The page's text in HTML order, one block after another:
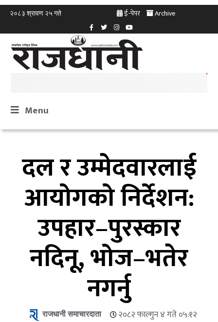
२०८३ श्रावण २५ गते ई-पेपर Archive
Menu
दल र उम्मेदवारलाई
आयोगको निर्देशन:
उपहार–पुरस्कार
नदिनू, भोज–भतेर
नगर्नु
राजधानी समाचारदाता २०८२ फाल्गुन ४ गते ०५:१२